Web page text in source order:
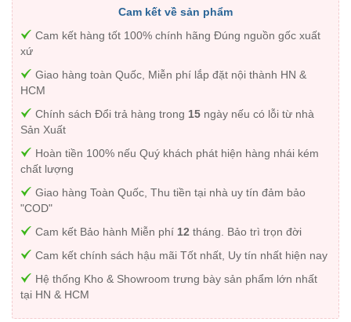
Cam kết về sản phẩm
Cam kết hàng tốt 100% chính hãng Đúng nguồn gốc xuất
xứ
Giao hàng toàn Quốc, Miễn phí lắp đặt nội thành HN &
HCM
Chính sách Đổi trả hàng trong 15 ngày nếu có lỗi từ nhà
Sản Xuất
Hoàn tiền 100% nếu Quý khách phát hiện hàng nhái kém
chất lượng
Giao hàng Toàn Quốc, Thu tiền tại nhà uy tín đảm bảo
"COD"
Cam kết Bảo hành Miễn phí 12 tháng. Bảo trì trọn đời
Cam kết chính sách hậu mãi Tốt nhất, Uy tín nhất hiện nay
Hệ thống Kho & Showroom trưng bày sản phẩm lớn nhất
tại HN & HCM